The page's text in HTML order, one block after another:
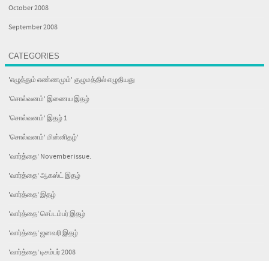
October 2008
September 2008
CATEGORIES
'எழுத்தும் எண்ணமும்' குழுமத்தில் எழுதியது
'சொல்வனம்' இணைய இதழ்
'சொல்வனம்' இதழ் 1
'சொல்வனம்' மின்னிதழ்'
'வார்த்தை' November issue.
'வார்த்தை' ஆகஸ்ட் இதழ்
'வார்த்தை' இதழ்
'வார்த்தை' செப்டம்பர் இதழ்
'வார்த்தை' ஜனவரி இதழ்
'வார்த்தை' டிசம்பர் 2008